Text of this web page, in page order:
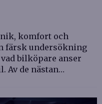
komfort och
färsk undersökning
bilköpare anser
Av de nästan…